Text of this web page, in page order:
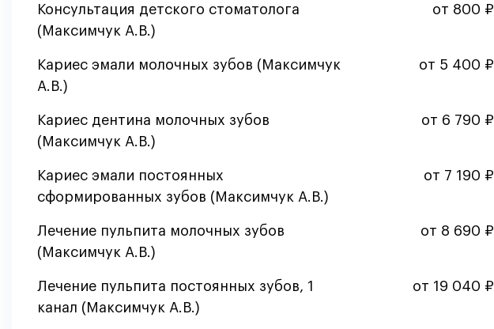
Консультация детского стоматолога
(Максимчук А.В.)
от 800 ₽
Кариес эмали молочных зубов (Максимчук
А.В.)
от 5 400 ₽
Кариес дентина молочных зубов
(Максимчук А.В.)
от 6 790 ₽
Кариес эмали постоянных
сформированных зубов (Максимчук А.В.)
от 7 190 ₽
Лечение пульпита молочных зубов
(Максимчук А.В.)
от 8 690 ₽
Лечение пульпита постоянных зубов, 1
канал (Максимчук А.В.)
от 19 040 ₽